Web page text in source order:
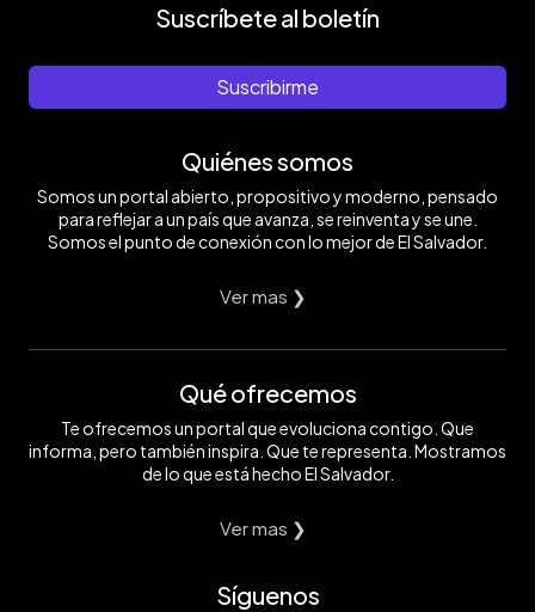
Suscríbete al boletín
Suscribirme
Quiénes somos
Somos un portal abierto, propositivo y moderno, pensado
para reflejar a un país que avanza, se reinventa y se une.
Somos el punto de conexión con lo mejor de El Salvador.
Ver mas ❯
Qué ofrecemos
Te ofrecemos un portal que evoluciona contigo. Que
informa, pero también inspira. Que te representa. Mostramos
de lo que está hecho El Salvador.
Ver mas ❯
Síguenos